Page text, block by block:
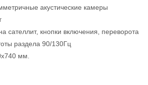
акустические камеры
сателлит, кнопки включения, переворота
раздела 90/130Гц
мм.